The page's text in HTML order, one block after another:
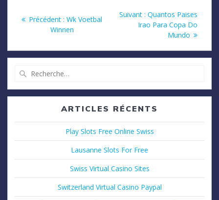
l’article
Précédent : Article
précédent
Wk Voetbal
Winnen
Suivant : Article
suivant
Quantos Paises
Irao Para Copa Do
Mundo
:
ARTICLES RÉCENTS
Play Slots Free Online Swiss
Lausanne Slots For Free
Swiss Virtual Casino Sites
Switzerland Virtual Casino Paypal